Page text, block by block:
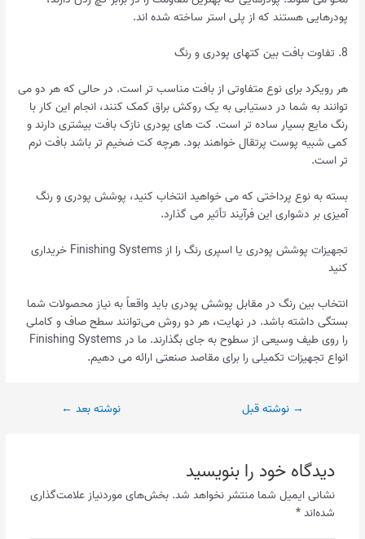
پودرهایی هستند که از پلی استر ساخته شده اند.
8. تفاوت بافت بین کتهای پودری و رنگ
هر رویکرد برای نوع متفاوتی از بافت مناسب تر است. در حالی که هر دو می
توانند به شما در دستیابی به یک روکش براق کمک کنند، انجام این کار با
رنگ مایع بسیار ساده تر است. کت های پودری نازک بافت بیشتری دارند و
کمی شبیه پوست پرتقال خواهند بود. هرچه کت ضخیم تر باشد بافت نرم
تر است.
بسته به نوع پرداختی که می خواهید انتخاب کنید، پوشش پودری و رنگ
آمیزی بر دشواری این فرآیند تأثیر می گذارد.
تجهیزات پوشش پودری یا اسپری رنگ را از Finishing Systems خریداری
کنید
انتخاب بین رنگ در مقابل پوشش پودری باید واقعاً به نیاز محصولات شما
بستگی داشته باشد. در نهایت، هر دو روش می‌توانند سطح صاف و کاملی
را روی طیف وسیعی از سطوح به جای بگذارند. ما در Finishing Systems
انواع تجهیزات تکمیلی را برای مقاصد صنعتی ارائه می دهیم.
→ نوشته قبل نوشته بعد ←
دیدگاه‌ خود را بنویسید
نشانی ایمیل شما منتشر نخواهد شد. بخش‌های موردنیاز علامت‌گذاری
شده‌اند*